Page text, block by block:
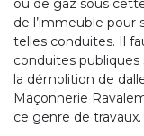
ou de gaz sous
de l’immeuble pour
telles conduites. Il
conduites publiques
la démolition de
Maçonnerie
ce genre de travaux.